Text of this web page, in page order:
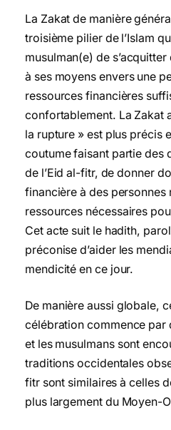
La Zakat de manière
troisième pilier de l’Islam
musulman(e) de
à ses moyens envers une
ressources financières
confortablement. La Zakat
la rupture » est plus précis
coutume faisant partie des
de l’Eid al-fitr, de donner
financière à des personnes
ressources nécessaires
Cet acte suit le hadith,
préconise d’aider les
mendicité en ce jour.
De manière aussi globale,
célébration commence par
et les musulmans sont
traditions occidentales
fitr sont similaires à celles
plus largement du Moyen-